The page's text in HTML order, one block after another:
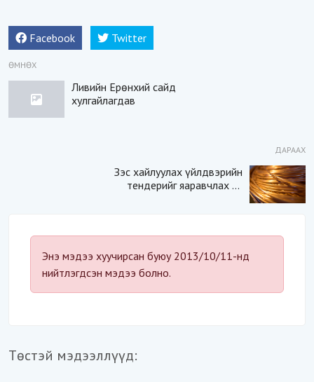
Facebook Twitter
ӨМНӨХ
Ливийн Ерөнхий сайд
хулгайлагдав
ДАРААХ
Зэс хайлуулах үйлдвэрийн
тендерийг яаравчлах нь
Энэ мэдээ хуучирсан буюу 2013/10/11-нд
нийтлэгдсэн мэдээ болно.
Төстэй мэдээллүүд: